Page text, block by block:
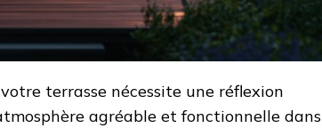
terrasse nécessite une réflexion
agréable et fonctionnelle dans